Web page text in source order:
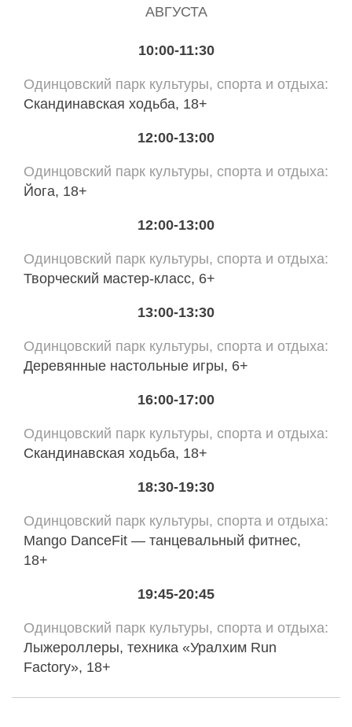
АВГУСТА
10:00-11:30
Одинцовский парк культуры, спорта и отдыха
Скандинавская ходьба, 18+
12:00-13:00
Одинцовский парк культуры, спорта и отдыха
Йога, 18+
12:00-13:00
Одинцовский парк культуры, спорта и отдыха
Творческий мастер-класс, 6+
13:00-13:30
Одинцовский парк культуры, спорта и отдыха
Деревянные настольные игры, 6+
16:00-17:00
Одинцовский парк культуры, спорта и отдыха
Скандинавская ходьба, 18+
18:30-19:30
Одинцовский парк культуры, спорта и отдыха
Mango DanceFit — танцевальный фитнес,
18+
19:45-20:45
Одинцовский парк культуры, спорта и отдыха
Лыжероллеры, техника «Уралхим Run
Factory», 18+